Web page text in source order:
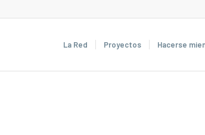
La Red Proyectos Hacerse